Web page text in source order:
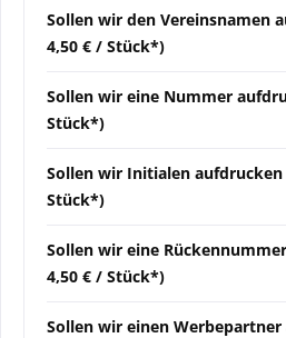
Sollen wir den Vereinsnamen
4,50 € / Stück*)
Sollen wir eine Nummer
Stück*)
Sollen wir Initialen aufdrucken
Stück*)
Sollen wir eine
4,50 € / Stück*)
Sollen wir einen Werbepartner